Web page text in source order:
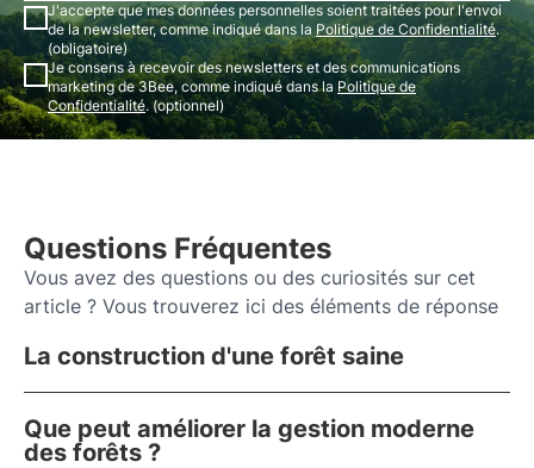
J'accepte que mes données personnelles soient traitées pour l'envoi
de la newsletter, comme indiqué dans la Politique de Confidentialité.
(obligatoire)
Je consens à recevoir des newsletters et des communications
marketing de 3Bee, comme indiqué dans la Politique de
Confidentialité. (optionnel)
Questions Fréquentes
Vous avez des questions ou des curiosités sur cet
article ? Vous trouverez ici des éléments de réponse
La construction d'une forêt saine
Que peut améliorer la gestion moderne
des forêts ?